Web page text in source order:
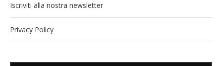
Iscriviti alla nostra newsletter
Privacy Policy